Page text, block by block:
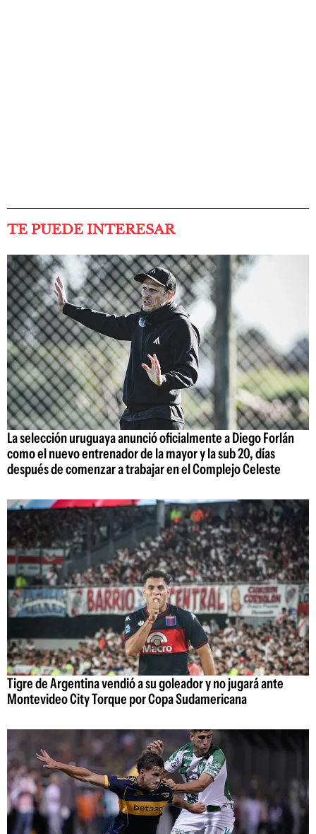
TE PUEDE INTERESAR
La selección uruguaya anunció oficialmente a Diego Forlán
como el nuevo entrenador de la mayor y la sub 20, días
después de comenzar a trabajar en el Complejo Celeste
Tigre de Argentina vendió a su goleador y no jugará ante
Montevideo City Torque por Copa Sudamericana